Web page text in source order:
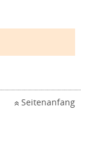
Seitenanfang